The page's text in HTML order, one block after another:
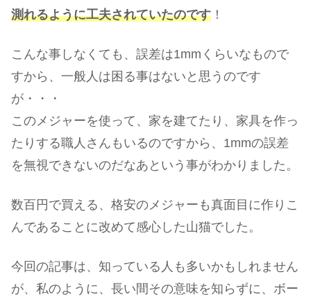
測れるように工夫されていたのです ！
こんな事しなくても、誤差は1mmくらいなもので
すから、一般人は困る事はないと思うのです
が・・・
このメジャーを使って、家を建てたり、家具を作っ
たりする職人さんもいるのですから、1mmの誤差
を無視できないのだなあという事がわかりました。
数百円で買える、格安のメジャーも真面目に作りこ
んであることに改めて感心した山猫でした。
今回の記事は、知っている人も多いかもしれません
が、私のように、長い間その意味を知らずに、ボー